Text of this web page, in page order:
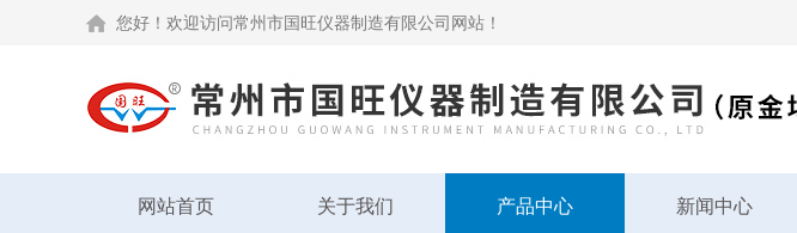
您好！欢迎访问常州市国旺仪器制造有限公司网站！
网站首页 关于我们 产品中心 新闻中心